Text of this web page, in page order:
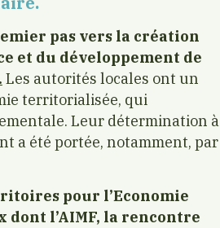
pas vers la création
et du développement de
Les autorités locales ont un
territorialisée, qui
Leur détermination à
a été portée, notamment, par
pour l’Economie
dont l’AIMF, la rencontre